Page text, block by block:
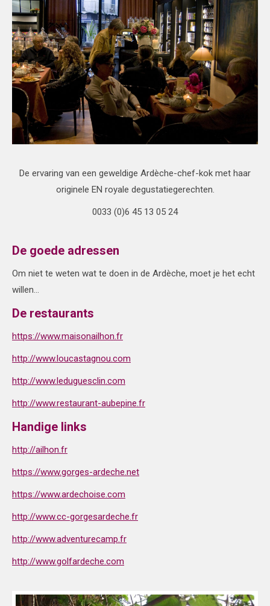
De ervaring van een geweldige Ardèche-chef-kok met haar
originele EN royale degustatiegerechten.
0033 (0)6 45 13 05 24
De goede adressen
Om niet te weten wat te doen in de Ardèche, moet je het echt
willen…
De restaurants
https://www.maisonailhon.fr
http://www.loucastagnou.com
http://www.leduguesclin.com
http://www.restaurant-aubepine.fr
Handige links
http://ailhon.fr
https://www.gorges-ardeche.net
https://www.ardechoise.com
http://www.cc-gorgesardeche.fr
http://www.adventurecamp.fr
http://www.golfardeche.com